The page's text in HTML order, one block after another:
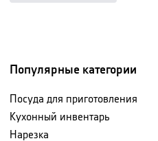
Популярные категории
Посуда для приготовления
Кухонный инвентарь
Нарезка